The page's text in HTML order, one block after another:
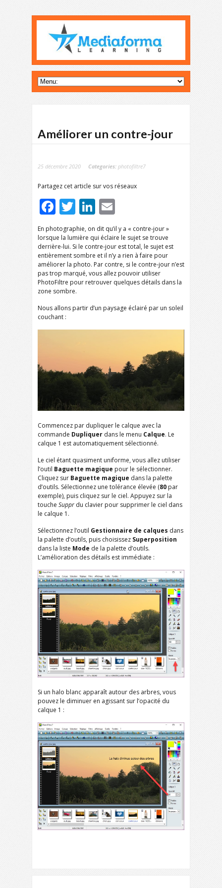
Améliorer un contre-jour
25 décembre 2020 Categories: photofiltre7
Partagez cet article sur vos réseaux
Facebook
TwitterLinkedIn
En photographie, on dit qu’il y a « contre-jour »
lorsque la lumière qui éclaire le sujet se trouve
derrière-lui. Si le contre-jour est total, le sujet est
entièrement sombre et il n’y a rien à faire pour
améliorer la photo. Par contre, si le contre-jour n’est
pas trop marqué, vous allez pouvoir utiliser
PhotoFiltre pour retrouver quelques détails dans la
zone sombre.
Nous allons partir d’un paysage éclairé par un soleil
couchant :
Commencez par dupliquer le calque avec la
commande Dupliquer dans le menu Calque. Le
calque 1 est automatiquement sélectionné.
Le ciel étant quasiment uniforme, vous allez utiliser
l’outil Baguette magique pour le sélectionner.
Cliquez sur Baguette magique dans la palette
d’outils. Sélectionnez une tolérance élevée (80 par
exemple), puis cliquez sur le ciel. Appuyez sur la
touche Suppr du clavier pour supprimer le ciel dans
le calque 1.
Sélectionnez l’outil Gestionnaire de calques dans
la palette d’outils, puis choisissez Superposition
dans la liste Mode de la palette d’outils.
L’amélioration des détails est immédiate :
Si un halo blanc apparaît autour des arbres, vous
pouvez le diminuer en agissant sur l’opacité du
calque 1 :